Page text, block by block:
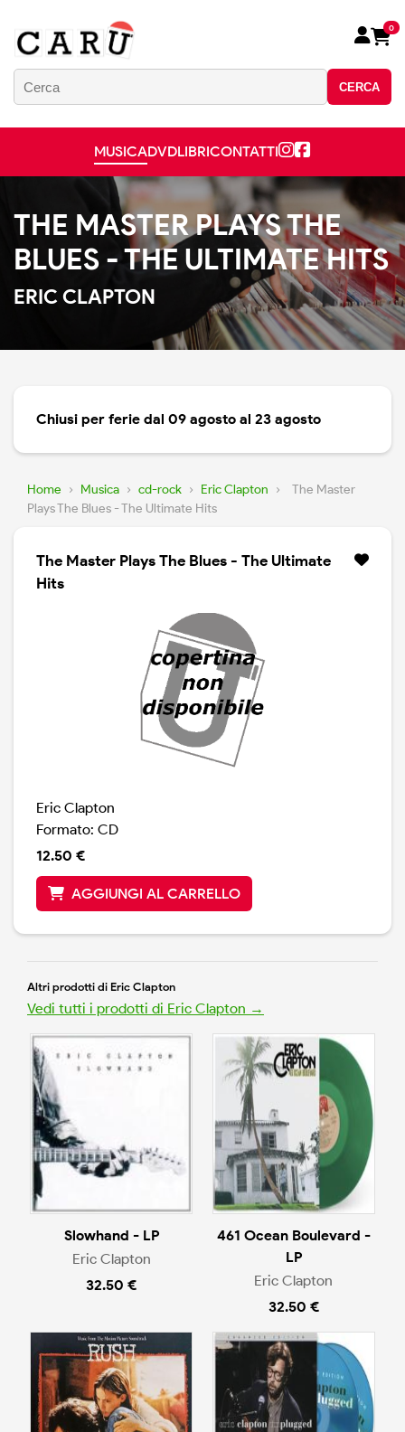
CERCA
0
MUSICADVDLIBRICONTATTI
THE MASTER PLAYS THE
BLUES - THE ULTIMATE HITS
ERIC CLAPTON
Chiusi per ferie dal 09 agosto al 23 agosto
Home › Musica › cd-rock › Eric Clapton ›
The Master
Plays The Blues - The Ultimate Hits
The Master Plays The Blues - The Ultimate
Hits
Eric Clapton
Formato: CD
12.50 €
AGGIUNGI AL CARRELLO
Altri prodotti di Eric Clapton
Vedi tutti i prodotti di Eric Clapton →
Slowhand - LP
Eric Clapton
32.50 €
461 Ocean Boulevard -
LP
Eric Clapton
32.50 €